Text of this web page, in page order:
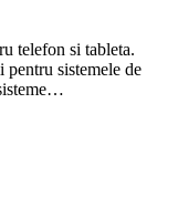
telefon si tableta.
pentru sistemele de